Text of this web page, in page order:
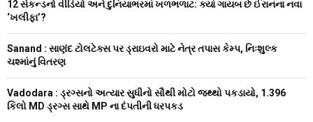
12 સેકન્ડનો વીડિયો અને દુનિયાભરમાં ખળભળાટ: ક્યાં ગાયબ છે ઈરાનના નવા
‘ખલીફા’?
Sanand : સાણંદ ટોલટેક્સ પર ડ્રાઇવરો માટે નેત્ર તપાસ કેમ્પ, નિઃશુલ્ક
ચશ્માંનું વિતરણ
Vadodara : ડ્રગ્સનો અત્યાર સુધીનો સૌથી મોટો જથ્થો પકડાયો, 1.396
કિલો MD ડ્રગ્સ સાથે MP ના દંપતીની ધરપકડ